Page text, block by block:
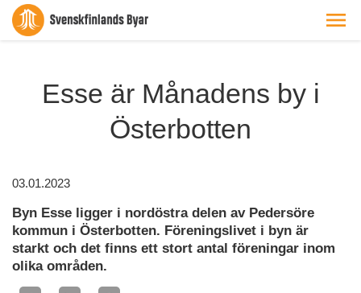
Esse är Månadens by i
Österbotten
03.01.2023
Byn Esse ligger i nordöstra delen av Pedersöre
kommun i Österbotten. Föreningslivet i byn är
starkt och det finns ett stort antal föreningar inom
olika områden.